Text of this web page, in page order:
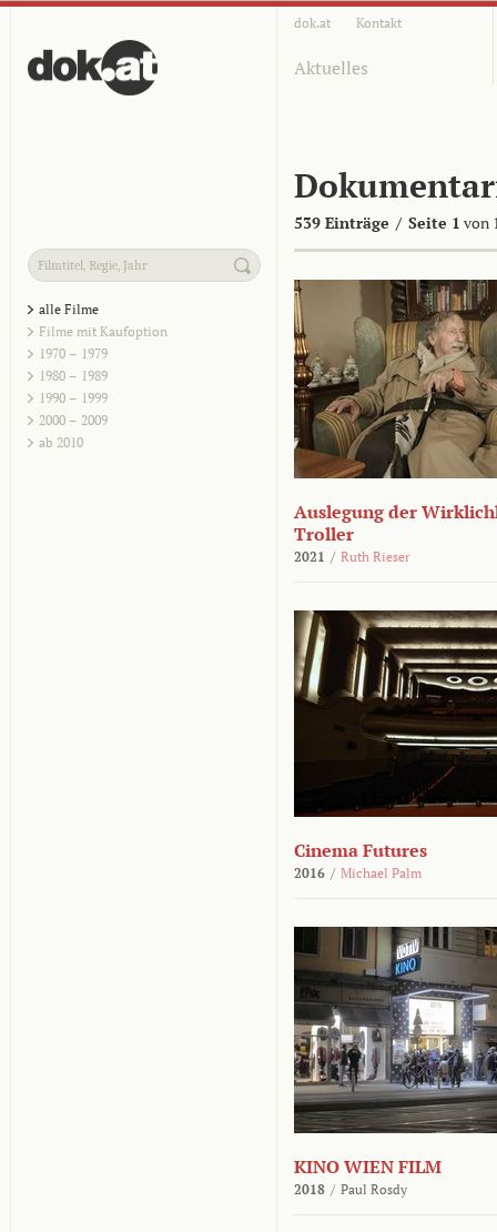
dok.at Kontakt
Aktuelles
539 Einträge / Seite 1 von
alle Filme
Filme mit Kaufoption
1970 – 1979
1980 – 1989
1990 – 1999
2000 – 2009
ab 2010
Auslegung der
Troller
2021 / Ruth Rieser
Cinema Futures
2016 / Michael Palm
KINO WIEN FILM
2018 / Paul Rosdy